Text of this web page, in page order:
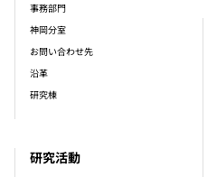
事務部門
神岡分室
お問い合わせ先
沿革
研究棟
研究活動